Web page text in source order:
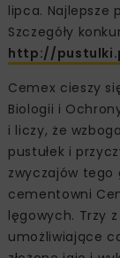
lipca. Najlepsze
Szczegóły
http://
Cemex cieszy
Biologii i
i liczy, że
pustułek i
zwyczajów
cementowni
lęgowych. Trzy
umożliwiające